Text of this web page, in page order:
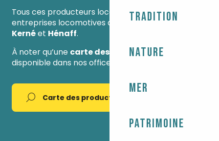
Tradition
Nature
Mer
Patrimoine
Tous ces producteurs locaux s’ajoutent aux deux
entreprises locomotives de la commune qui sont
Kernéet Hénaff.
À noter qu’une carte des producteurs locaux
disponible dans nos offices de tourisme.
Carte des producteurs